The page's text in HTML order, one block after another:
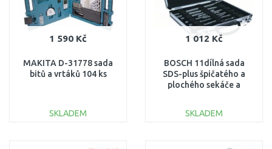
1 590 Kč
MAKITA D-31778 sada
bitů a vrtáků 104 ks
SKLADEM
1 012 Kč
BOSCH 11dílná sada
SDS-plus špičatého a
plochého sekáče a
SKLADEM